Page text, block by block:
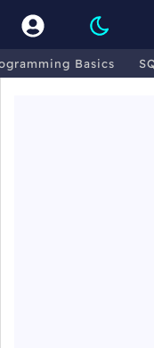
Basics